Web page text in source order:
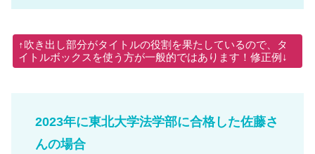
↑吹き出し部分がタイトルの役割を果たしているので、タ
イトルボックスを使う方が一般的ではあります！修正例↓
2023年に東北大学法学部に合格した佐藤さ
んの場合